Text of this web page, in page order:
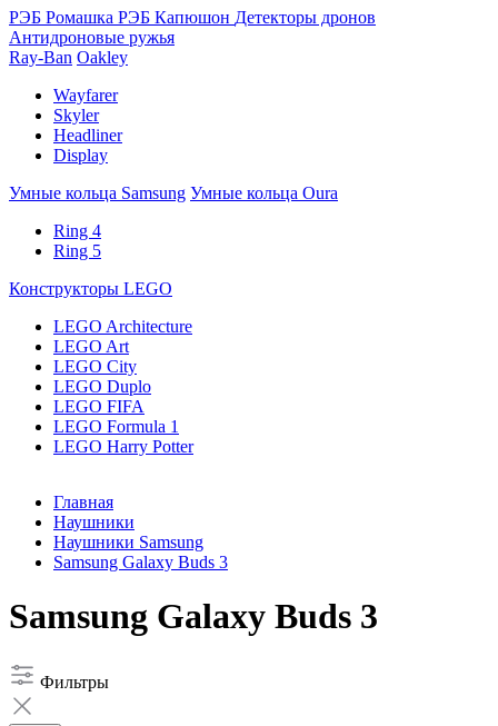
РЭБ Ромашка РЭБ Капюшон Детекторы дронов
Антидроновые ружья
Ray-Ban Oakley
Wayfarer
Skyler
Headliner
Display
Умные кольца Samsung Умные кольца Oura
Ring 4
Ring 5
Конструкторы LEGO
LEGO Architecture
LEGO Art
LEGO City
LEGO Duplo
LEGO FIFA
LEGO Formula 1
LEGO Harry Potter
Главная
Наушники
Наушники Samsung
Samsung Galaxy Buds 3
Samsung Galaxy Buds 3
Фильтры